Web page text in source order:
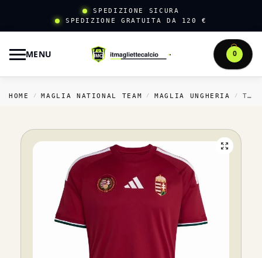
SPEDIZIONE SICURA
SPEDIZIONE GRATUITA DA 120 €
MENU 0
HOME / MAGLIA NATIONAL TEAM / MAGLIA UNGHERIA / THAILANDIA CASA MAGLIA UNGHERIA 2026 ROSSO